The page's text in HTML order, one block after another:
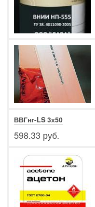
ВВГнг-LS 3х50
598.33 руб.